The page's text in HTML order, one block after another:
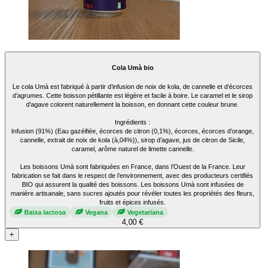
Cola Umà bio
Le cola Umà est fabriqué à partir d’infusion de noix de kola, de cannelle et d’écorces
d’agrumes. Cette boisson pétillante est légère et facile à boire. Le caramel et le sirop
d’agave colorent naturellement la boisson, en donnant cette couleur brune.
Ingrédients :
Infusion (91%) (Eau gazéifiée, écorces de citron (0,1%), écorces, écorces d’orange,
cannelle, extrait de noix de kola (à,04%)), sirop d’agave, jus de citron de Sicile,
caramel, arôme naturel de limette cannelle.
Les boissons Umà sont fabriquées en France, dans l’Ouest de la France. Leur
fabrication se fait dans le respect de l’environnement, avec des producteurs certifiés
BIO qui assurent la qualité des boissons. Les boissons Umà sont infusées de
manière artisanale, sans sucres ajoutés pour révéler toutes les propriétés des fleurs,
fruits et épices infusés.
Baixa lactosa
Vegana Vegetariana
4,00 €
+